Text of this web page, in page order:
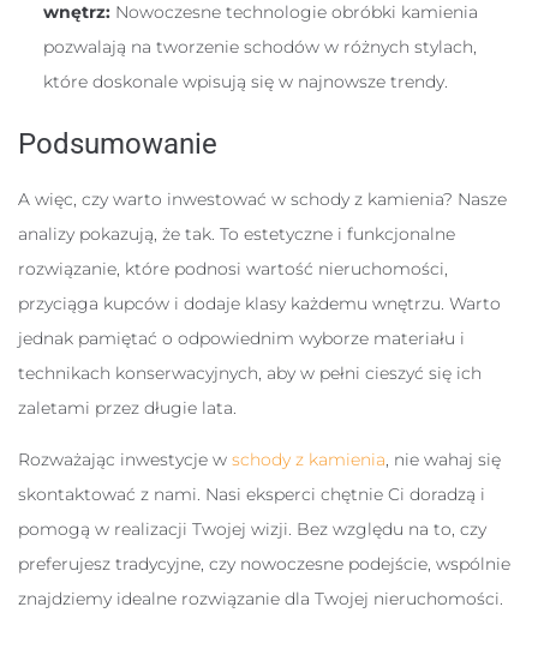
wnętrz: Nowoczesne technologie obróbki kamienia
pozwalają na tworzenie schodów w różnych stylach,
które doskonale wpisują się w najnowsze trendy.
Podsumowanie
A więc, czy warto inwestować w schody z kamienia? Nasze
analizy pokazują, że tak. To estetyczne i funkcjonalne
rozwiązanie, które podnosi wartość nieruchomości,
przyciąga kupców i dodaje klasy każdemu wnętrzu. Warto
jednak pamiętać o odpowiednim wyborze materiału i
technikach konserwacyjnych, aby w pełni cieszyć się ich
zaletami przez długie lata.
Rozważając inwestycje w schody z kamienia, nie wahaj się
skontaktować z nami. Nasi eksperci chętnie Ci doradzą i
pomogą w realizacji Twojej wizji. Bez względu na to, czy
preferujesz tradycyjne, czy nowoczesne podejście, wspólnie
znajdziemy idealne rozwiązanie dla Twojej nieruchomości.